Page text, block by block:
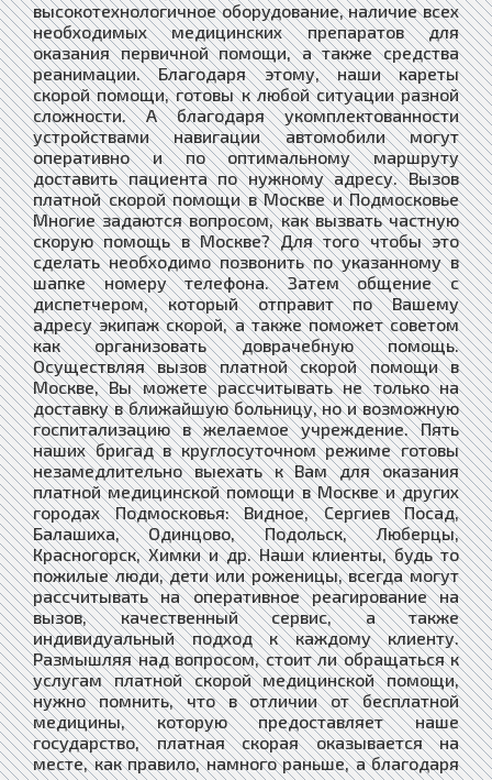
высокотехнологичное оборудование, наличие всех
необходимых медицинских препаратов для
оказания первичной помощи, а также средства
реанимации. Благодаря этому, наши кареты
скорой помощи, готовы к любой ситуации разной
сложности. А благодаря укомплектованности
устройствами навигации автомобили могут
оперативно и по оптимальному маршруту
доставить пациента по нужному адресу. Вызов
платной скорой помощи в Москве и Подмосковье
Многие задаются вопросом, как вызвать частную
скорую помощь в Москве? Для того чтобы это
сделать необходимо позвонить по указанному в
шапке номеру телефона. Затем общение с
диспетчером, который отправит по Вашему
адресу экипаж скорой, а также поможет советом
как организовать доврачебную помощь.
Осуществляя вызов платной скорой помощи в
Москве, Вы можете рассчитывать не только на
доставку в ближайшую больницу, но и возможную
госпитализацию в желаемое учреждение. Пять
наших бригад в круглосуточном режиме готовы
незамедлительно выехать к Вам для оказания
платной медицинской помощи в Москве и других
городах Подмосковья: Видное, Сергиев Посад,
Балашиха, Одинцово, Подольск, Люберцы,
Красногорск, Химки и др. Наши клиенты, будь то
пожилые люди, дети или роженицы, всегда могут
рассчитывать на оперативное реагирование на
вызов, качественный сервис, а также
индивидуальный подход к каждому клиенту.
Размышляя над вопросом, стоит ли обращаться к
услугам платной скорой медицинской помощи,
нужно помнить, что в отличии от бесплатной
медицины, которую предоставляет наше
государство, платная скорая оказывается на
месте, как правило, намного раньше, а благодаря